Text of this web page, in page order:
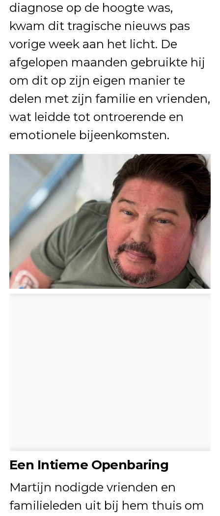
diagnose op de hoogte was,
kwam dit tragische nieuws pas
vorige week aan het licht. De
afgelopen maanden gebruikte hij
om dit op zijn eigen manier te
delen met zijn familie en vrienden,
wat leidde tot ontroerende en
emotionele bijeenkomsten.
Een Intieme Openbaring
Martijn nodigde vrienden en
familieleden uit bij hem thuis om